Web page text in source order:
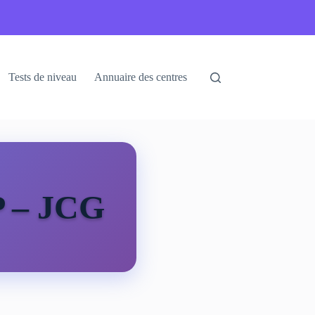
Tests de niveau Annuaire des centres
– JCG